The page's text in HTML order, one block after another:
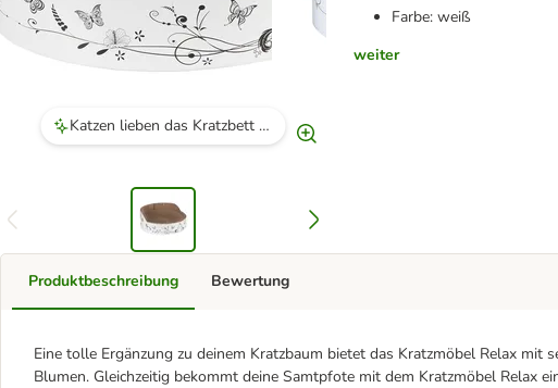
Farbe: weiß
weiter
Katzen lieben das Kratzbett sowohl zum Schlafen als auch zum Kratzen.
Produktbeschreibung
Eine tolle Ergänzung zu deinem Kratzbaum bietet das Kratzmöbel Relax mit
Blumen. Gleichzeitig bekommt deine Samtpfote mit dem Kratzmöbel Relax
Bewertung